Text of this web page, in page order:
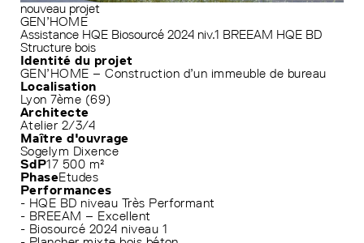
nouveau projet
GEN’HOME
Assistance HQE Biosourcé 2024 niv.1 BREEAM HQE BD
Structure bois
Identité du projet
GEN’HOME – Construction d’un immeuble de bureau
Localisation
Lyon 7ème (69)
Architecte
Atelier 2/3/4
Maître d'ouvrage
Sogelym Dixence
SdP17 500 m²
PhaseEtudes
Performances
- HQE BD niveau Très Performant
- BREEAM – Excellent
- Biosourcé 2024 niveau 1